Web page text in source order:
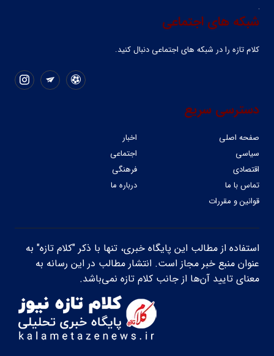
شبکه های اجتماعی
کلام تازه را در شبکه ‌های اجتماعی دنبال کنید.
دسترسی سریع
صفحه اصلی
اخبار
سیاسی
اجتماعی
اقتصادی
فرهنگی
تماس با ما
درباره ما
قوانین و مقررات
استفاده از مطالب این پایگاه خبری، تنها با ذکر "کلام تازه" به
عنوان منبع خبر مجاز است. انتشار مطالب در این رسانه به
معنای تایید آن‌ها از جانب کلام تازه نمی‌باشد.